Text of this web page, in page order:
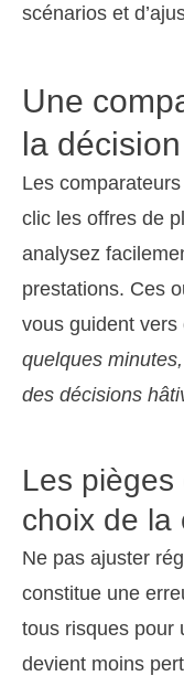
scénarios et
Une
la décision
Les
clic les offres de
analysez
prestations. Ces
vous guident
quelques
des décisions
Les
choix de la
Ne pas ajuster
constitue une
tous risques pour
devient moins